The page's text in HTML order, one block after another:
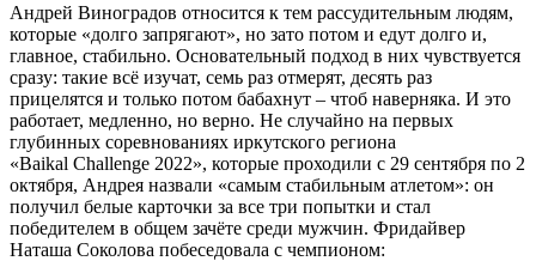
Андрей Виноградов относится к тем рассудительным людям,
которые «долго запрягают», но зато потом и едут долго и,
главное, стабильно. Основательный подход в них чувствуется
сразу: такие всё изучат, семь раз отмерят, десять раз
прицелятся и только потом бабахнут – чтоб наверняка. И это
работает, медленно, но верно. Не случайно на первых
глубинных соревнованиях иркутского региона
«Baikal Challenge 2022», которые проходили с 29 сентября по 2
октября, Андрея назвали «самым стабильным атлетом»: он
получил белые карточки за все три попытки и стал
победителем в общем зачёте среди мужчин. Фридайвер
Наташа Соколова побеседовала с чемпионом: